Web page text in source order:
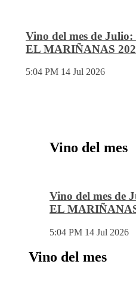
Vino del mes de
EL MARIÑANAS
5:04 PM 14 Jul 2026
Vino del mes
Vino del mes de
EL
5:04 PM 14 Jul 2026
Vino del mes